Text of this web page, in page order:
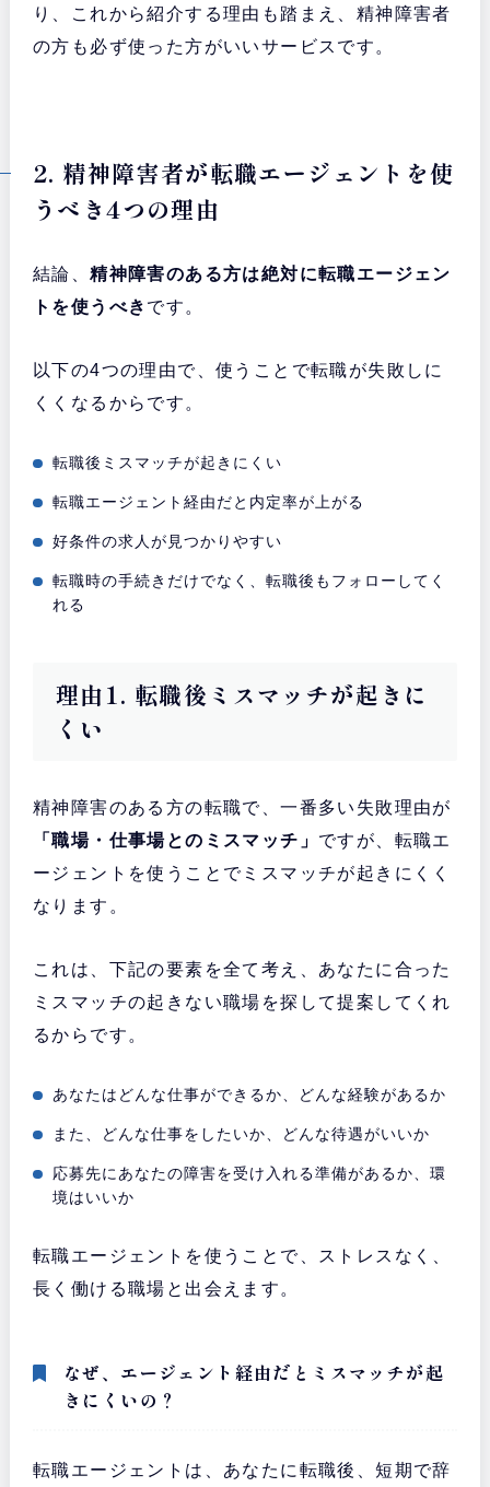
り、これから紹介する理由も踏まえ、精神障害者
の方も必ず使った方がいいサービスです。
2. 精神障害者が転職エージェントを使
うべき4つの理由
結論、精神障害のある方は絶対に転職エージェン
トを使うべき です。
以下の4つの理由で、使うことで転職が失敗しに
くくなるからです。
転職後ミスマッチが起きにくい
転職エージェント経由だと内定率が上がる
好条件の求人が見つかりやすい
転職時の手続きだけでなく、転職後もフォローしてく
れる
理由1. 転職後ミスマッチが起きに
くい
精神障害のある方の転職で、一番多い失敗理由が
「職場・仕事場とのミスマッチ」 ですが、転職エ
ージェントを使うことでミスマッチが起きにくく
なります。
これは、下記の要素を全て考え、あなたに合った
ミスマッチの起きない職場を探して提案してくれ
るからです。
あなたはどんな仕事ができるか、どんな経験があるか
また、どんな仕事をしたいか、どんな待遇がいいか
応募先にあなたの障害を受け入れる準備があるか、環
境はいいか
転職エージェントを使うことで、ストレスなく、
長く働ける職場と出会えます。
なぜ、エージェント経由だとミスマッチが起
きにくいの？
転職エージェントは、あなたに転職後、短期で辞